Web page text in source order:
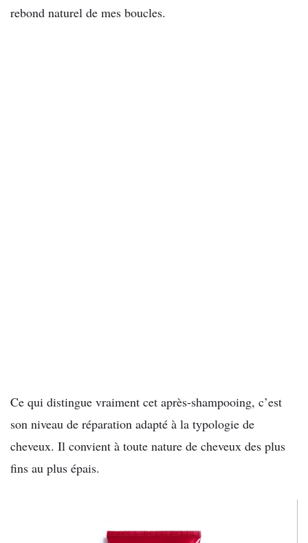
rebond naturel de mes boucles.
Ce qui distingue vraiment cet après-shampooing, c’est
son niveau de réparation adapté à la typologie de
cheveux. Il convient à toute nature de cheveux des plus
fins au plus épais.